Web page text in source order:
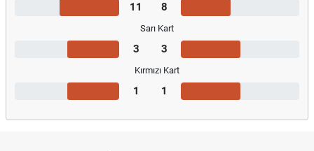
11 8
Sarı Kart
3 3
Kırmızı Kart
1 1